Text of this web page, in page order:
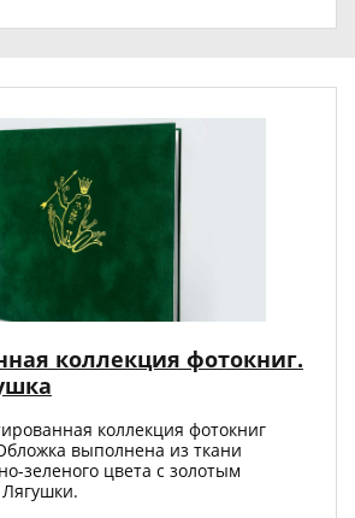
коллекция фотокниг.
коллекция фотокниг
выполнена из ткани
зеленого цвета с золотым